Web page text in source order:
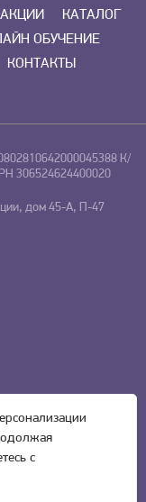
КАТАЛОГ
ОБУЧЕНИЕ
КОНТАКТЫ
К/
306524624400020
дом 45-А, П-47
на обработку
с